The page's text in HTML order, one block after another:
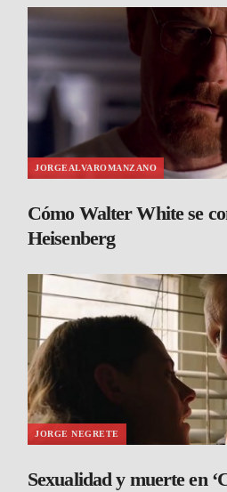
JORGEALVAROMANZANO
Cómo Walter White se
Heisenberg
JORGE NEGRETE
Sexualidad y muerte en